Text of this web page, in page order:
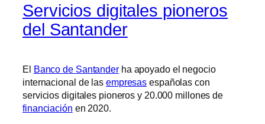
Servicios digitales pioneros
del Santander
El Banco de Santanderha apoyado el negocio
internacional de las empresas españolas con
servicios digitales pioneros y 20.000 millones de
financiación en 2020.